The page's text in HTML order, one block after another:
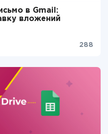
в Gmail:
вложений
288